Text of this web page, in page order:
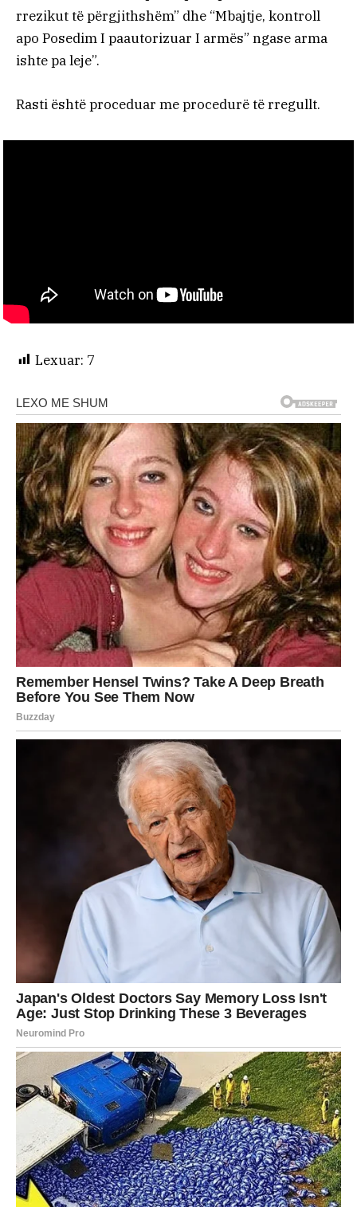
rrezikut të përgjithshëm” dhe “Mbajtje, kontroll
apo Posedim I paautorizuar I armës” ngase arma
ishte pa leje”.
Rasti është proceduar me procedurë të rregullt.
Lexuar: 7